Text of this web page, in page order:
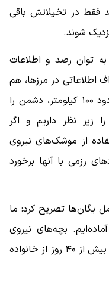
فقط در تخیلاتش باقی
شوند.
به توان رصد و اطلاعات
اطلاعاتی در مرزها، هم
در داخل و هم در آن سوی مرز تا حدود ۱۰۰ کیلومتر، دشمن را
زیر نظر داریم و اگر
از موشک‌های نیروی
رزمی با آنها برخورد
یگان‌ها تصریح کرد: ما
بچه‌های نیروی
زمینی با صلابت در مرزها حضور دارند، بیش از ۴۰ روز از خانواده